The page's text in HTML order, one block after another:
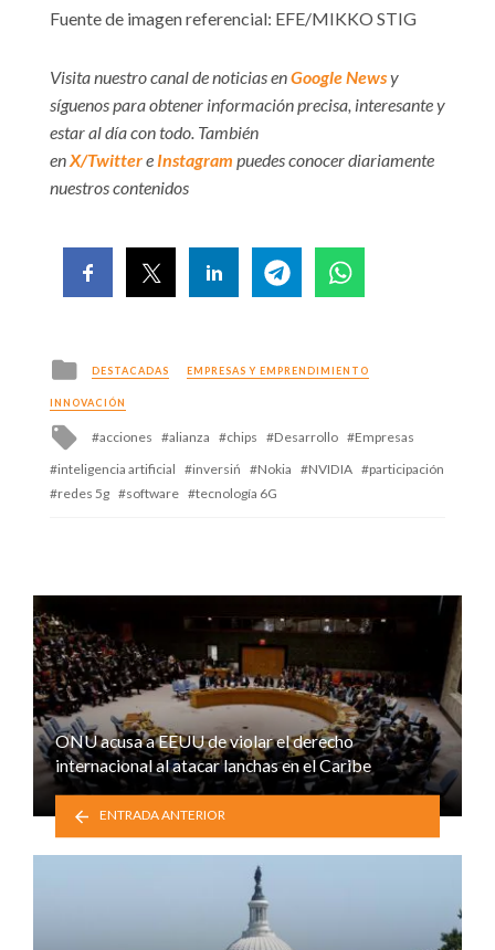
Fuente de imagen referencial: EFE/MIKKO STIG
Visita nuestro canal de noticias enGoogle Newsy
síguenos para obtener información precisa, interesante y
estar al día con todo. También
enX/Twittere Instagram puedes conocer diariamente
nuestros contenidos
Posted
in
DESTACADAS EMPRESAS Y EMPRENDIMIENTO
INNOVACIÓN
Tagged
acciones alianza chips Desarrollo
Empresas
inteligencia artificial
inversiń Nokia NVIDIA
participación
redes 5g
software tecnología 6G
ONU acusa a EEUU de violar el derecho
internacional al atacar lanchas en el Caribe
ENTRADA ANTERIOR